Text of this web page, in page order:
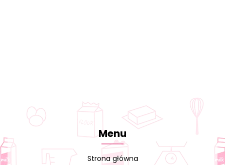
Menu
Strona główna